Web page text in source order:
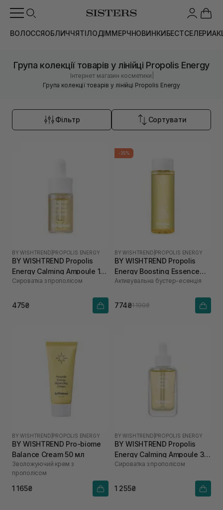
ВОЛОССЯОБЛИЧЧЯТІЛОДІММЕРЧНОВИНКИБЕСТСЕЛЕРИ
Група колекції товарів у лінійці Propolis Energy
Інтернет магазин косметики
Група колекції товарів у лінійці Propolis Energy
Фільтр Сортувати
BY WISHTREND PROPOLIS ENERGY
BY WISHTREND Propolis
Energy Calming Ampoule 10
мл
Сироватка з прополісом
475₴
-35%
BY WISHTREND PROPOLIS ENERGY
BY WISHTREND Propolis
Energy Boosting Essence
100 мл
Активувальна бустер-есенція
774₴1 190₴
BY WISHTREND PROPOLIS ENERGY
BY WISHTREND Pro-biome
Balance Cream 50 мл
Зволожуючий крем з
прополісом
1 165₴
BY WISHTREND PROPOLIS ENERGY
BY WISHTREND Propolis
Energy Calming Ampoule 30
мл
Сироватка з прополісом
1 255₴